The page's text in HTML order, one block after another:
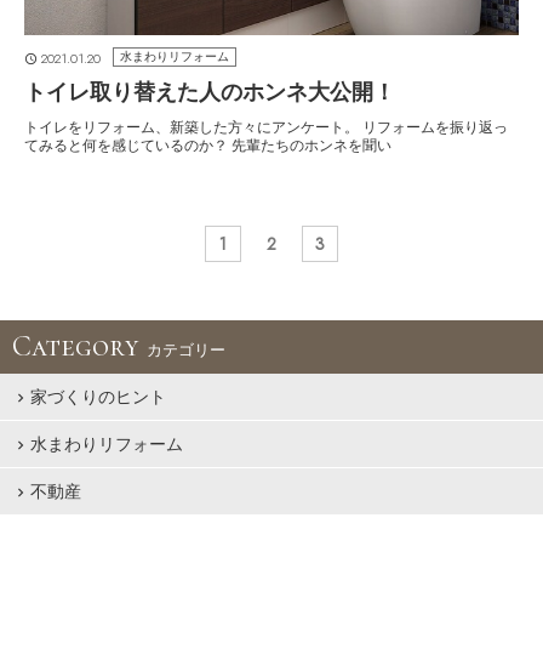
2021.01.20 水まわりリフォーム
トイレ取り替えた人のホンネ大公開！
トイレをリフォーム、新築した方々にアンケート。 リフォームを振り返っ
てみると何を感じているのか？ 先輩たちのホンネを聞い
1 2 3
Category カテゴリー
家づくりのヒント
水まわりリフォーム
不動産